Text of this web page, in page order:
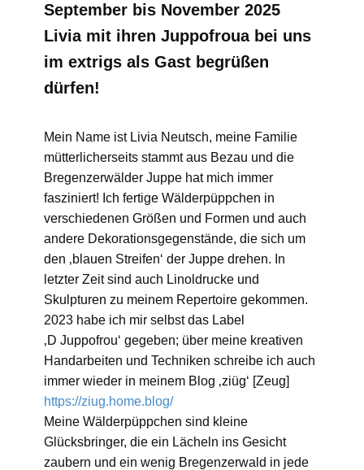
September bis November 2025
Livia mit ihren Juppofrouabei uns
im extrigs als Gast begrüßen
dürfen!
Mein Name ist Livia Neutsch, meine Familie
mütterlicherseits stammt aus Bezau und die
Bregenzerwälder Juppe hat mich immer
fasziniert! Ich fertige Wälderpüppchen in
verschiedenen Größen und Formen und auch
andere Dekorationsgegenstände, die sich um
den ‚blauen Streifen‘ der Juppe drehen. In
letzter Zeit sind auch Linoldrucke und
Skulpturen zu meinem Repertoire gekommen.
2023 habe ich mir selbst das Label
‚D Juppofrou‘ gegeben; über meine kreativen
Handarbeiten und Techniken schreibe ich auch
immer wieder in meinem Blog ‚ziüg‘ [Zeug]
https://ziug.home.blog/
Meine Wälderpüppchen sind kleine
Glücksbringer, die ein Lächeln ins Gesicht
zaubern und ein wenig Bregenzerwald in jede